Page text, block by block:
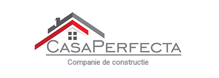
Companie de constructie